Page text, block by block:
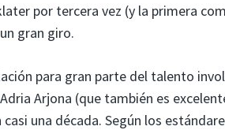
por tercera vez (y la primera
gran giro.
para gran parte del talento
Arjona (que también es
una década. Según los